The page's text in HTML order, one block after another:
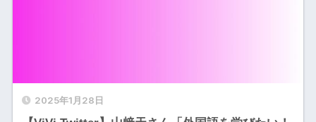
2025年1月28日